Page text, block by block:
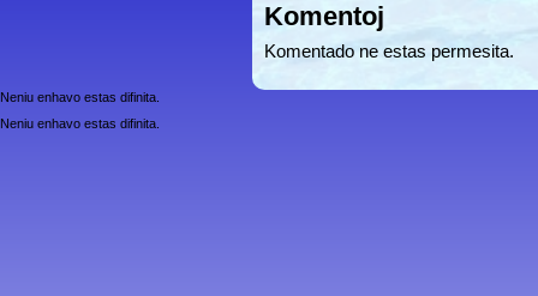
Komentoj
Komentado ne estas permesita.
Neniu enhavo estas difinita.
Neniu enhavo estas difinita.